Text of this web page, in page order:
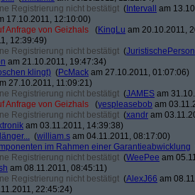
Registrierung nicht bestätigt ( Intervall
am
17.10.2011, 12:10:00)
Anfrage von Geizhals (KingLu am 20.10.2011,
12:39:49)
Registrierung nicht bestätigt (JuristischePerson
am 21.10.2011, 19:47:34)
klingt) (PcMack am 27.10.2011, 01:07:06)
27.10.2011, 11:09:21)
Registrierung nicht bestätigt (JAMES am
Anfrage von Geizhals (yespleasebob am
Registrierung nicht bestätigt (xandr am
am 03.11.2011, 14:39:38)
(william.s am 04.11.2011, 08:17:00)
im Rahmen einer Garantieabwicklung
Registrierung nicht bestätigt (WeePee am
am 08.11.2011, 08:45:11)
Registrierung nicht bestätigt (AlexJ66 am
22:45:24)